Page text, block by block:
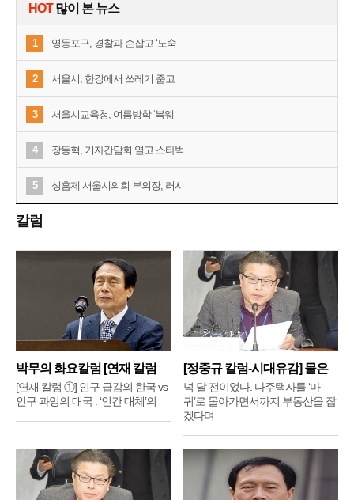
HOT많이 본 뉴스
1 영등포구, 경찰과 손잡고 ‘노숙
2 서울시, 한강에서 쓰레기 줍고
3 서울시교육청, 여름방학 ‘북웨
4 장동혁, 기자간담회 열고 스타벅
5 성흠제 서울시의회 부의장, 러시
칼럼
박무의 화요칼럼 [연재 칼럼
①]
[연재 칼럼 ①] 인구 급감의 한국 vs
인구 과잉의 대국 : ‘인간 대체’의
[정중규 칼럼-시대유감] 물은
배
넉 달 전이었다. 다주택자를 ‘마
귀’로 몰아가면서까지 부동산을 잡
겠다며